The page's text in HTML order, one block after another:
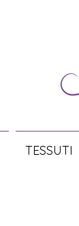
TESSUTI